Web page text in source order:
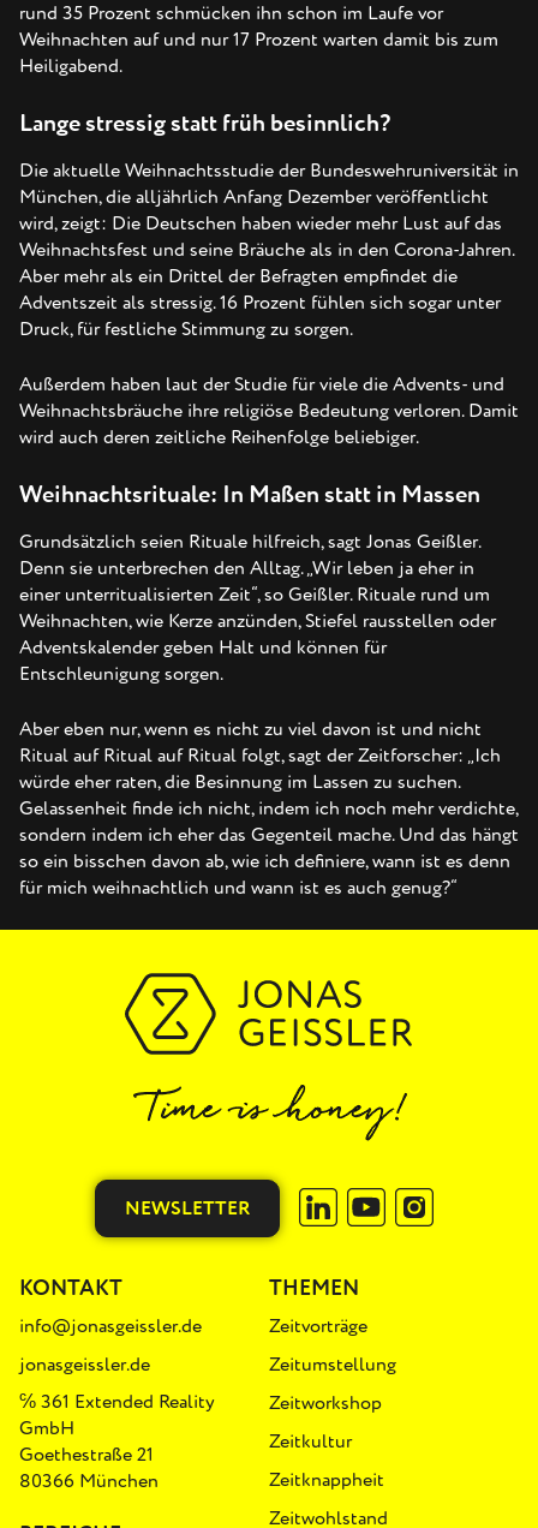
rund 35 Prozent schmücken ihn schon im Laufe vor
Weihnachten auf und nur 17 Prozent warten damit bis zum
Heiligabend.
Lange stressig statt früh besinnlich?
Die aktuelle Weihnachtsstudie der Bundeswehruniversität in
München, die alljährlich Anfang Dezember veröffentlicht
wird, zeigt: Die Deutschen haben wieder mehr Lust auf das
Weihnachtsfest und seine Bräuche als in den Corona-Jahren.
Aber mehr als ein Drittel der Befragten empfindet die
Adventszeit als stressig. 16 Prozent fühlen sich sogar unter
Druck, für festliche Stimmung zu sorgen.
Außerdem haben laut der Studie für viele die Advents- und
Weihnachtsbräuche ihre religiöse Bedeutung verloren. Damit
wird auch deren zeitliche Reihenfolge beliebiger.
Weihnachtsrituale: In Maßen statt in Massen
Grundsätzlich seien Rituale hilfreich, sagt Jonas Geißler.
Denn sie unterbrechen den Alltag. „Wir leben ja eher in
einer unterritualisierten Zeit“, so Geißler. Rituale rund um
Weihnachten, wie Kerze anzünden, Stiefel rausstellen oder
Adventskalender geben Halt und können für
Entschleunigung sorgen.
Aber eben nur, wenn es nicht zu viel davon ist und nicht
Ritual auf Ritual auf Ritual folgt, sagt der Zeitforscher: „Ich
würde eher raten, die Besinnung im Lassen zu suchen.
Gelassenheit finde ich nicht, indem ich noch mehr verdichte,
sondern indem ich eher das Gegenteil mache. Und das hängt
so ein bisschen davon ab, wie ich definiere, wann ist es denn
für mich weihnachtlich und wann ist es auch genug?“
NEWSLETTER
KONTAKT
info@jonasgeissler.de
jonasgeissler.de
℅ 361 Extended Reality
GmbH
Goethestraße 21
80366 München
THEMEN
Zeitvorträge
Zeitumstellung
Zeitworkshop
Zeitkultur
Zeitknappheit
Zeitwohlstand